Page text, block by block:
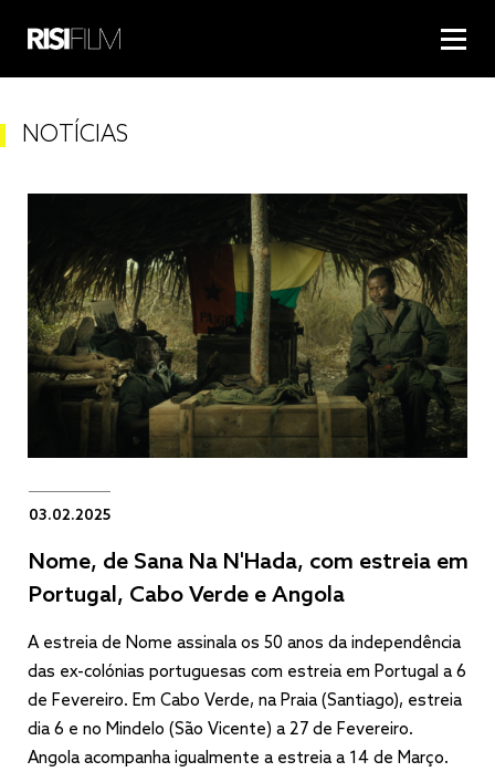
NOTÍCIAS
03.02.2025
Nome, de Sana Na N'Hada, com estreia em
Portugal, Cabo Verde e Angola​
A estreia de Nome assinala os 50 anos da independência
das ex-colónias portuguesas com estreia em Portugal a 6
de Fevereiro. Em Cabo Verde, na Praia (Santiago), estreia
dia 6 e no Mindelo (São Vicente) a 27 de Fevereiro.
Angola acompanha igualmente a estreia a 14 de Março.